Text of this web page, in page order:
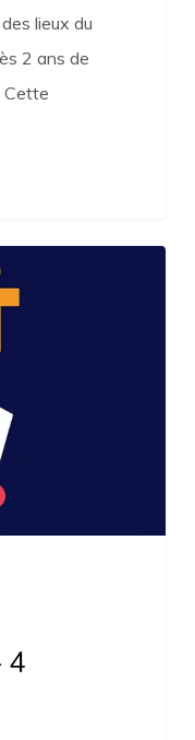
lieux du
2 ans de
Cette
4